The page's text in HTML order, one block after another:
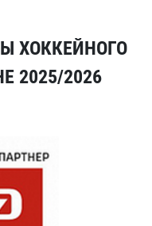
ХОККЕЙНОГО
2025/2026